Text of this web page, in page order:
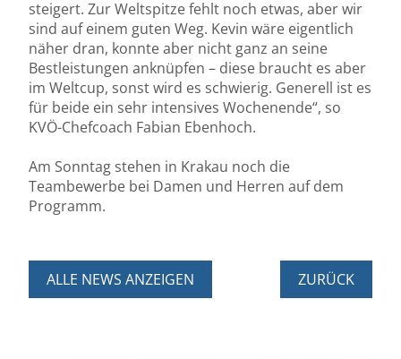
steigert. Zur Weltspitze fehlt noch etwas, aber wir
sind auf einem guten Weg. Kevin wäre eigentlich
näher dran, konnte aber nicht ganz an seine
Bestleistungen anknüpfen – diese braucht es aber
im Weltcup, sonst wird es schwierig. Generell ist es
für beide ein sehr intensives Wochenende“, so
KVÖ-Chefcoach Fabian Ebenhoch.
Am Sonntag stehen in Krakau noch die
Teambewerbe bei Damen und Herren auf dem
Programm.
ALLE NEWS ANZEIGEN ZURÜCK